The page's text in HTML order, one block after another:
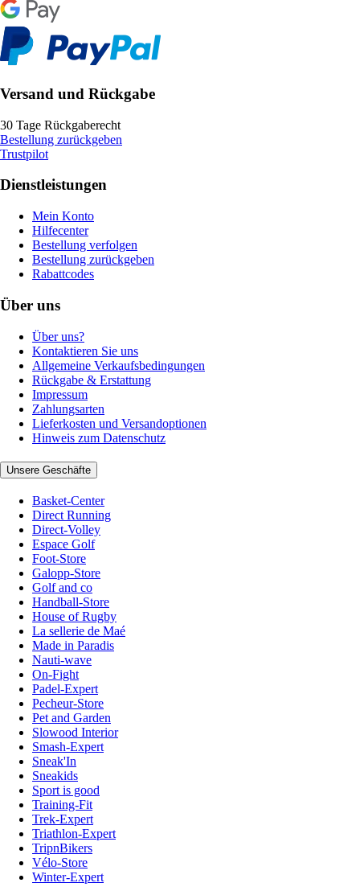
Versand und Rückgabe
30 Tage Rückgaberecht
Bestellung zurückgeben
Trustpilot
Dienstleistungen
Mein Konto
Hilfecenter
Bestellung verfolgen
Bestellung zurückgeben
Rabattcodes
Über uns
Über uns?
Kontaktieren Sie uns
Allgemeine Verkaufsbedingungen
Rückgabe & Erstattung
Impressum
Zahlungsarten
Lieferkosten und Versandoptionen
Hinweis zum Datenschutz
Unsere Geschäfte
Basket-Center
Direct Running
Direct-Volley
Espace Golf
Foot-Store
Galopp-Store
Golf and co
Handball-Store
House of Rugby
La sellerie de Maé
Made in Paradis
Nauti-wave
On-Fight
Padel-Expert
Pecheur-Store
Pet and Garden
Slowood Interior
Smash-Expert
Sneak'In
Sneakids
Sport is good
Training-Fit
Trek-Expert
Triathlon-Expert
TripnBikers
Vélo-Store
Winter-Expert